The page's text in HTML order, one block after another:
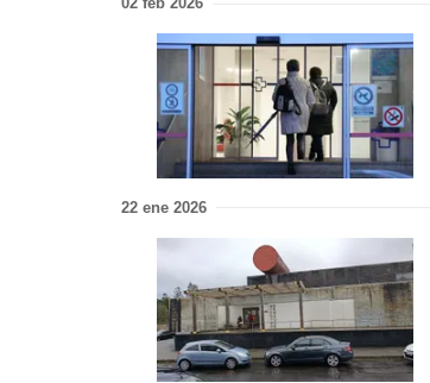
22 ene 2026